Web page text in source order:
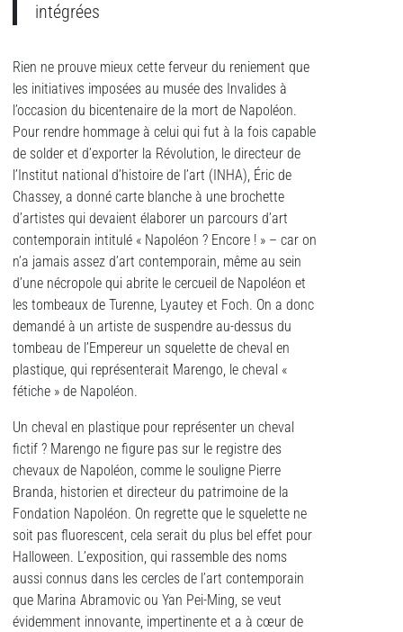
intégrées
Rien ne prouve mieux cette ferveur du reniement que
les initiatives imposées au musée des Invalides à
l’occasion du bicentenaire de la mort de Napoléon.
Pour rendre hommage à celui qui fut à la fois capable
de solder et d’exporter la Révolution, le directeur de
l’Institut national d’histoire de l’art (INHA), Éric de
Chassey, a donné carte blanche à une brochette
d’artistes qui devaient élaborer un parcours d’art
contemporain intitulé « Napoléon ? Encore ! » – car on
n’a jamais assez d’art contemporain, même au sein
d’une nécropole qui abrite le cercueil de Napoléon et
les tombeaux de Turenne, Lyautey et Foch. On a donc
demandé à un artiste de suspendre au-dessus du
tombeau de l’Empereur un squelette de cheval en
plastique, qui représenterait Marengo, le cheval «
fétiche » de Napoléon.
Un cheval en plastique pour représenter un cheval
fictif ? Marengo ne figure pas sur le registre des
chevaux de Napoléon, comme le souligne Pierre
Branda, historien et directeur du patrimoine de la
Fondation Napoléon. On regrette que le squelette ne
soit pas fluorescent, cela serait du plus bel effet pour
Halloween. L’exposition, qui rassemble des noms
aussi connus dans les cercles de l’art contemporain
que Marina Abramovic ou Yan Pei-Ming, se veut
évidemment innovante, impertinente et a à cœur de